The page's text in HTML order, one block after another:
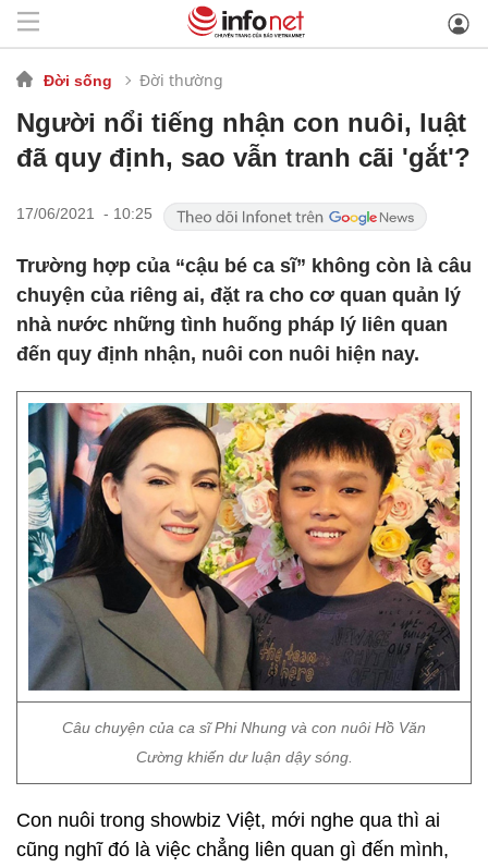
Đời sống Đời thường
Người nổi tiếng nhận con nuôi, luật
đã quy định, sao vẫn tranh cãi 'gắt'?
17/06/2021 - 10:25
Trường hợp của “cậu bé ca sĩ” không còn là câu
chuyện của riêng ai, đặt ra cho cơ quan quản lý
nhà nước những tình huống pháp lý liên quan
đến quy định nhận, nuôi con nuôi hiện nay.
Câu chuyện của ca sĩ Phi Nhung và con nuôi Hồ Văn
Cường khiến dư luận dậy sóng.
Con nuôi trong showbiz Việt, mới nghe qua thì ai
cũng nghĩ đó là việc chẳng liên quan gì đến mình,